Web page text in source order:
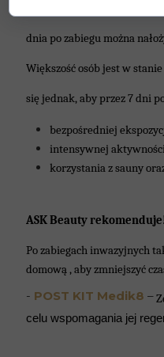
dnia po zabiegu można
Większość osób jest w
się jednak, aby przez 7 dni
bezpośredniej
intensywnej
korzystania z sauny
ASK Beauty
Po zabiegach inwazyjnych
domową , aby zmniejszyć
- POST KIT Medik8 –
celu wspomagania jej